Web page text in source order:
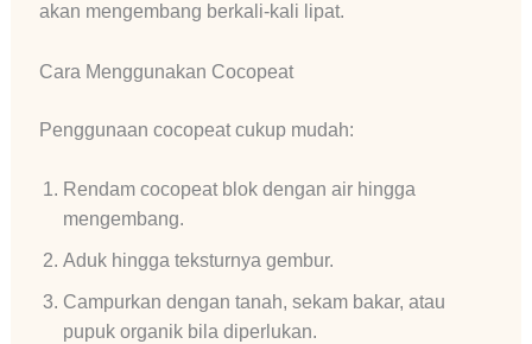
akan mengembang berkali-kali lipat.
Cara Menggunakan Cocopeat
Penggunaan cocopeat cukup mudah:
Rendam cocopeat blok dengan air hingga
mengembang.
Aduk hingga teksturnya gembur.
Campurkan dengan tanah, sekam bakar, atau
pupuk organik bila diperlukan.